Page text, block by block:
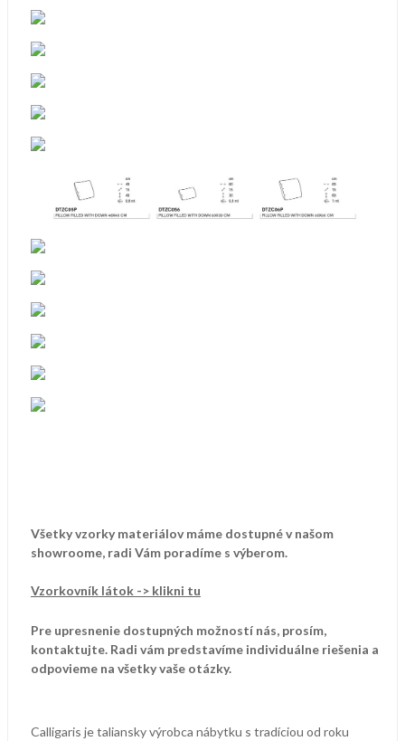
Všetky vzorky materiálov máme dostupné v našom
showroome, radi Vám poradíme s výberom.
Vzorkovník látok -> klikni tu
Pre upresnenie dostupných možností nás, prosím,
kontaktujte. Radi vám predstavíme individuálne riešenia a
odpovieme na všetky vaše otázky.
Calligaris je taliansky výrobca nábytku s tradíciou od roku